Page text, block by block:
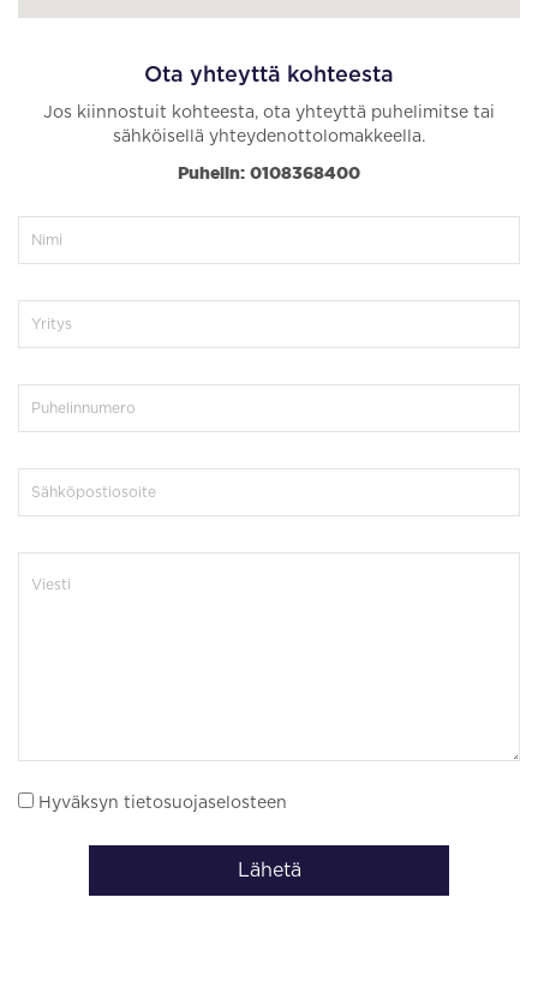
Ota yhteyttä kohteesta
Jos kiinnostuit kohteesta, ota yhteyttä puhelimitse tai
sähköisellä yhteydenottolomakkeella.
Puhelin: 0108368400
Hyväksyn tietosuojaselosteen
Lähetä